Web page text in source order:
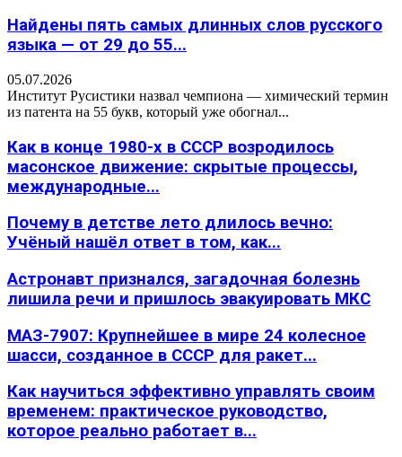
Найдены пять самых длинных слов русского
языка — от 29 до 55...
05.07.2026
Институт Русистики назвал чемпиона — химический термин
из патента на 55 букв, который уже обогнал...
Как в конце 1980-х в СССР возродилось
масонское движение: скрытые процессы,
международные...
Почему в детстве лето длилось вечно:
Учёный нашёл ответ в том, как...
Астронавт признался, загадочная болезнь
лишила речи и пришлось эвакуировать МКС
МАЗ-7907: Крупнейшее в мире 24 колесное
шасси, созданное в СССР для ракет...
Как научиться эффективно управлять своим
временем: практическое руководство,
которое реально работает в...